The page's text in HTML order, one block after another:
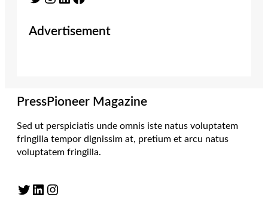
Advertisement
PressPioneer Magazine
Sed ut perspiciatis unde omnis iste natus voluptatem
fringilla tempor dignissim at, pretium et arcu natus
voluptatem fringilla.
Twitter LinkedIn Instagram